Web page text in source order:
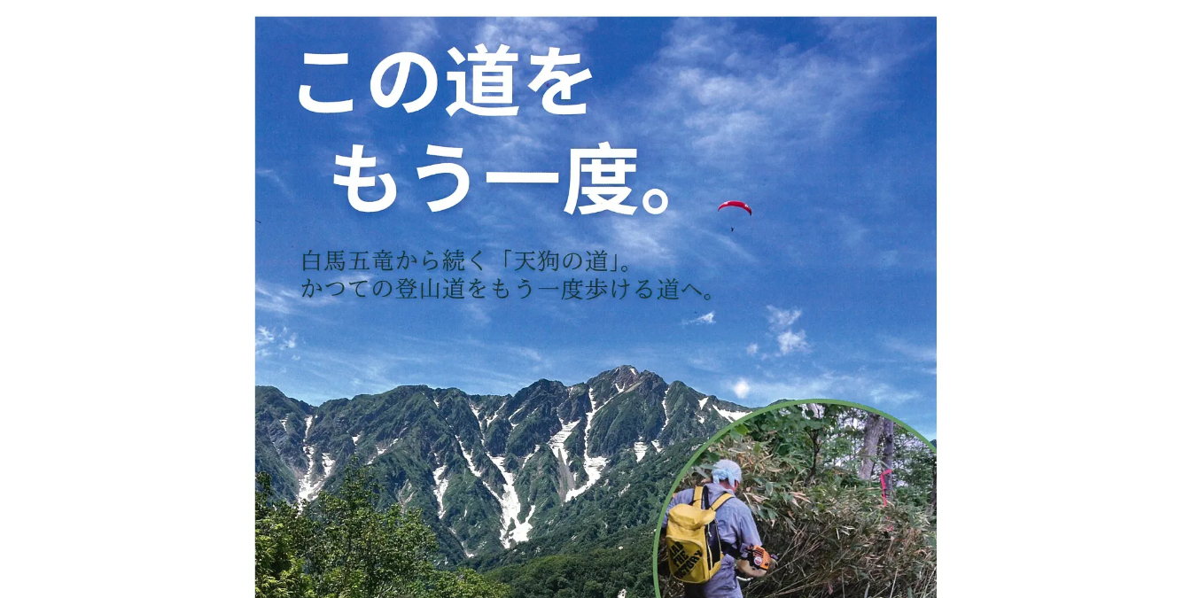
友だちになる
白馬村観光局インフォメーション
長野県北安曇郡白馬村北城5497
Snow Peak LAND STATION HAKUBA内
定休日：無休
TEL.0261-85-4210 / FAX.0261-85-4240
EVENTS
イベント情報
INFORMATION
お知らせ
MEISTER TOUR
STAY
宿泊施設
ACTIVITIES
アクティビティー
HAKUBA ORIGINAL
NORWAY VILLAGE
ノルウェービレッジ
SEASONS
白馬村の季節
SHIONOMICHI
塩の道
FURUSATO TAX
ふるさと納税
白馬村までのアクセス 白馬村内の交通情報 採用情報 プライバシーポリシー